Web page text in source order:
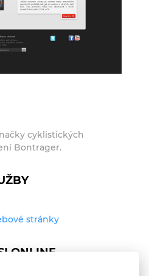
cyklistických
Bontrager.
stránky
ONLINE